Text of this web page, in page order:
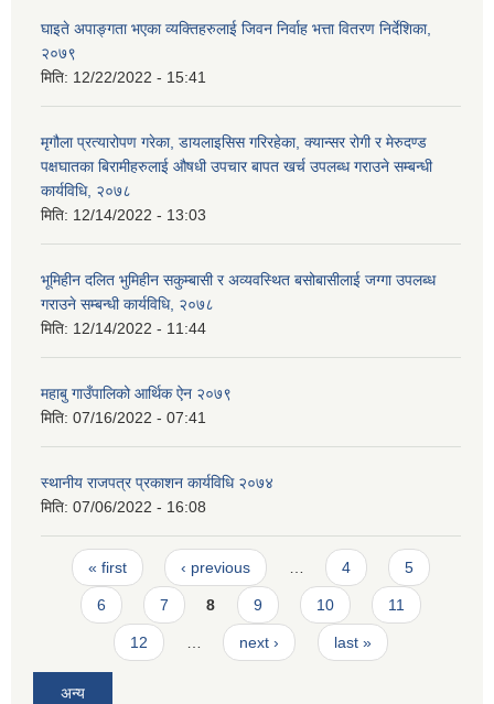
घाइते अपाङ्गता भएका व्यक्तिहरुलाई जिवन निर्वाह भत्ता वितरण निर्देशिका,
२०७९
मिति: 12/22/2022 - 15:41
मृगौला प्रत्यारोपण गरेका, डायलाइसिस गरिरहेका, क्यान्सर रोगी र मेरुदण्ड
पक्षघातका बिरामीहरुलाई औषधी उपचार बापत खर्च उपलब्ध गराउने सम्बन्धी
कार्यविधि, २०७८
मिति: 12/14/2022 - 13:03
भूमिहीन दलित भुमिहीन सकुम्बासी र अव्यवस्थित बसोबासीलाई जग्गा उपलब्ध
गराउने सम्बन्धी कार्यविधि, २०७८
मिति: 12/14/2022 - 11:44
महाबु गाउँपालिको आर्थिक ऐन २०७९
मिति: 07/16/2022 - 07:41
स्थानीय राजपत्र प्रकाशन कार्यविधि २०७४
मिति: 07/06/2022 - 16:08
Pages
« first ‹ previous 4 5
6 7 8 9 10 11
12 next › last »
अन्य